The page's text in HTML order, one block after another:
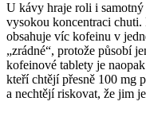
U kávy hraje roli i samotný
vysokou koncentraci chuti.
obsahuje víc kofeinu v
„zrádné“, protože působí
kofeinové tablety je
kteří chtějí přesně 100 mg
a nechtějí riskovat, že jim